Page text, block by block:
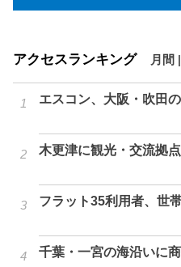
アクセスランキング 月間
エスコン、大阪・吹田
木更津に観光・交流拠
フラット35利用者、世
千葉・一宮の海沿いに